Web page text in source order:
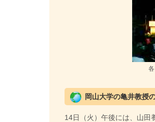
岡山大学の亀井教授
14日（火）午後には、山田